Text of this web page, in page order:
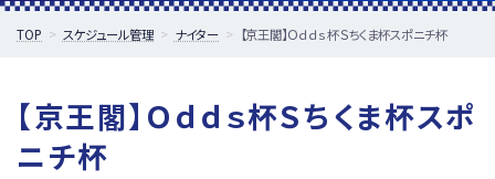
施設紹介
所属選手
TOP スケジュール管理 ナイター 【京王閣】Ｏｄｄｓ杯Ｓちくま杯スポニチ杯
【京王閣】Ｏｄｄｓ杯Ｓちくま杯スポ
ニチ杯